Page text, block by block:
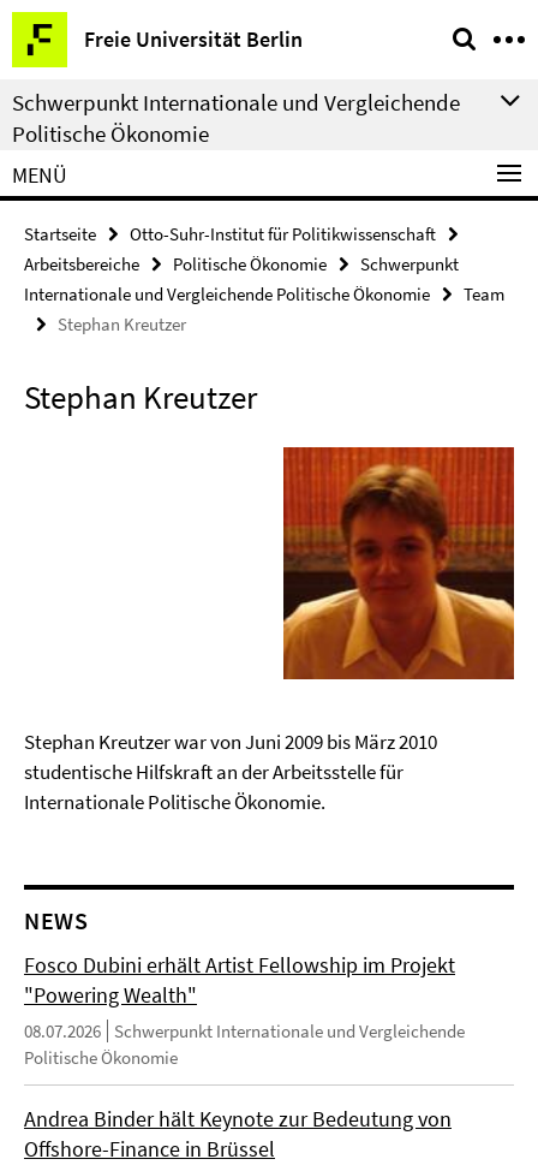
Springe
direkt
zu
Inhalt
Freie Universität Berlin
Service-
Navigation
Schwerpunkt Internationale und Vergleichende
Politische Ökonomie
MENÜ
Startseite
Otto-Suhr-Institut für Politikwissenschaft
Arbeitsbereiche
Politische Ökonomie
Schwerpunkt
Internationale und Vergleichende Politische Ökonomie
Team
Stephan Kreutzer
Stephan Kreutzer
Stephan Kreutzer war von Juni 2009 bis März 2010
studentische Hilfskraft an der Arbeitsstelle für
Internationale Politische Ökonomie.
NEWS
Fosco Dubini erhält Artist Fellowship im Projekt
"Powering Wealth"
08.07.2026
Schwerpunkt Internationale und Vergleichende
Politische Ökonomie
Andrea Binder hält Keynote zur Bedeutung von
Offshore-Finance in Brüssel